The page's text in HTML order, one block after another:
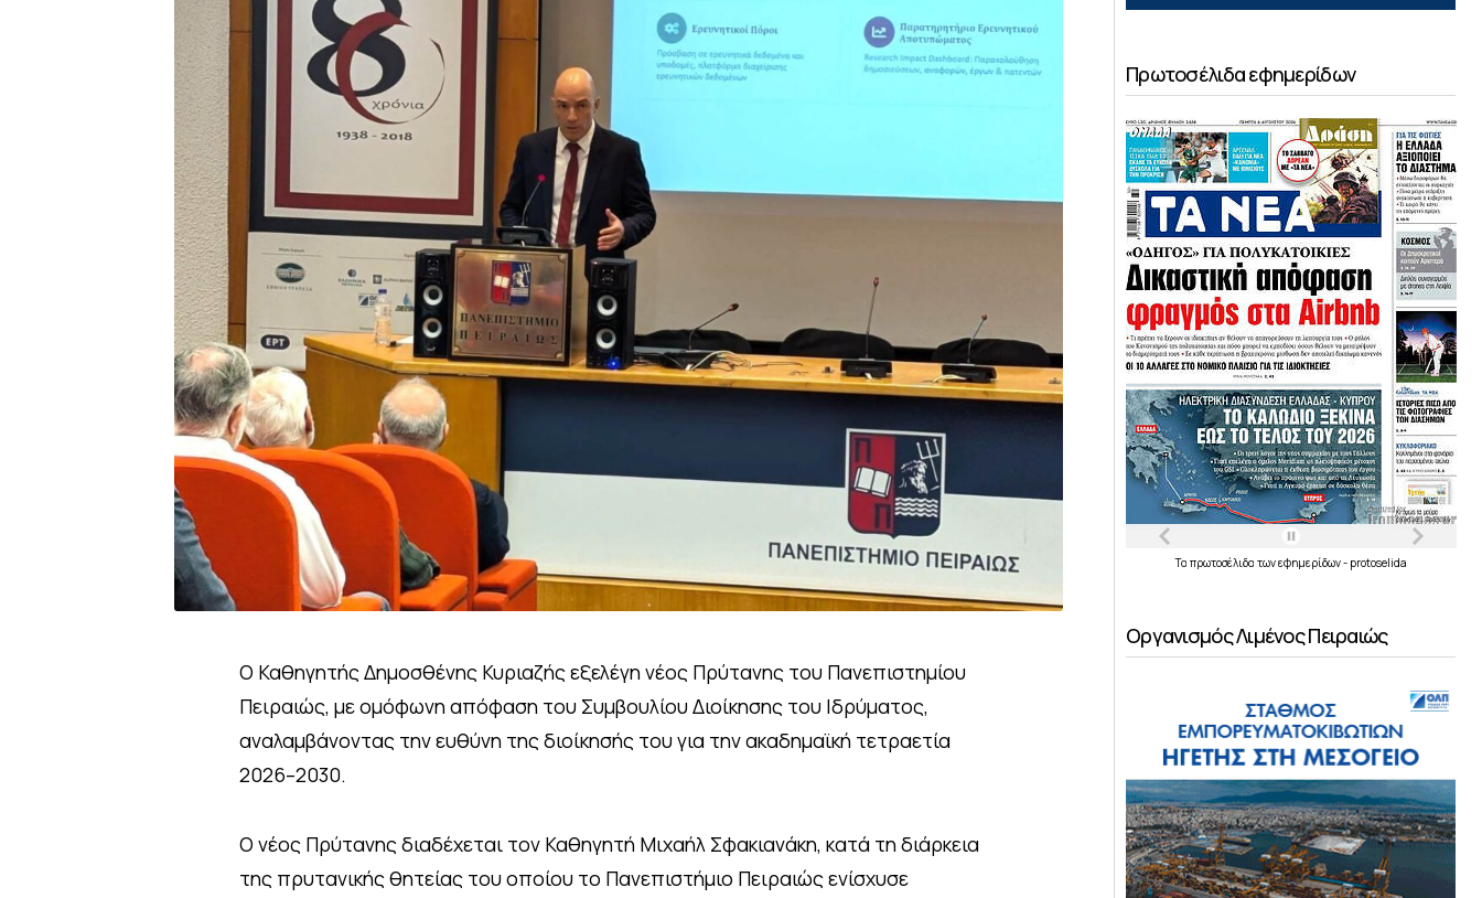
Ο Καθηγητής Δημοσθένης Κυριαζής εξελέγη νέος Πρύτανης του Πανεπιστημίου
Πειραιώς, με ομόφωνη απόφαση του Συμβουλίου Διοίκησης του Ιδρύματος,
αναλαμβάνοντας την ευθύνη της διοίκησής του για την ακαδημαϊκή τετραετία
2026–2030.
Ο νέος Πρύτανης διαδέχεται τον Καθηγητή Μιχαήλ Σφακιανάκη, κατά τη διάρκεια
της πρυτανικής θητείας του οποίου το Πανεπιστήμιο Πειραιώς ενίσχυσε
Πρωτοσέλιδα εφημερίδων
Τα πρωτοσέλιδα τωνεφημερίδων- protoselida
Οργανισμός Λιμένος Πειραιώς